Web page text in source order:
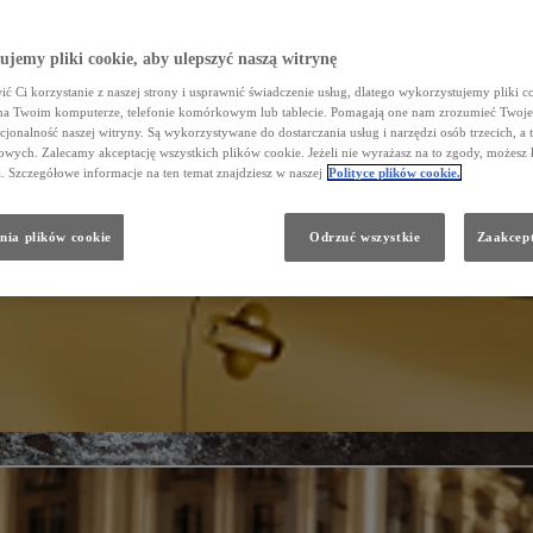
pliki cookie, aby ulepszyć naszą witrynę
Ci korzystanie z naszej strony i usprawnić świadczenie usług, dlatego wykorzystujemy pliki
Twoim komputerze, telefonie komórkowym lub tablecie. Pomagają one nam zrozumieć
naszej witryny. Są wykorzystywane do dostarczania usług i narzędzi osób trzecich, a
Zalecamy akceptację wszystkich plików cookie. Jeżeli nie wyrażasz na to zgody, możesz
Szczegółowe informacje na ten temat znajdziesz w naszej Polityce plików cookie.
plików cookie Odrzuć wszystkie